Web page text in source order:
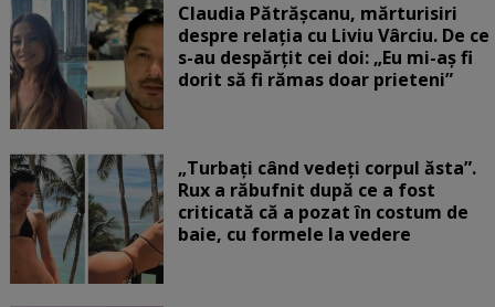
Claudia Pătrășcanu, mărturisiri
despre relația cu Liviu Vârciu. De ce
s-au despărțit cei doi: „Eu mi-aș fi
dorit să fi rămas doar prieteni”
„Turbați când vedeți corpul ăsta”.
Rux a răbufnit după ce a fost
criticată că a pozat în costum de
baie, cu formele la vedere